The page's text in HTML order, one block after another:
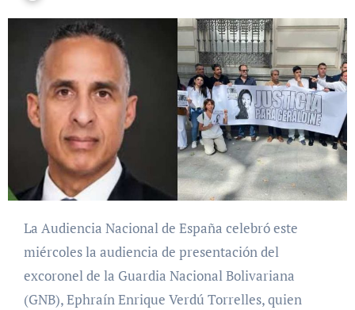
La Audiencia Nacional de España celebró este
miércoles la audiencia de presentación del
excoronel de la Guardia Nacional Bolivariana
(GNB), Ephraín Enrique Verdú Torrelles, quien